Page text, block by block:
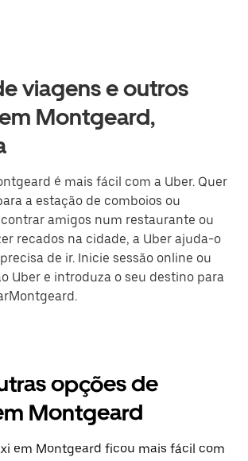
viagens e outros
Montgeard,
é mais fácil com a Uber. Quer
a estação de comboios ou
amigos num restaurante ou
recados na cidade, a Uber ajuda-o
de ir. Inicie sessão online ou
Uber e introduza o seu destino para
opções de
Montgeard
em Montgeard ficou mais fácil com